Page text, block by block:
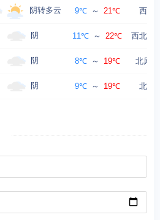
阴转多云 9℃ ～ 21℃ 西风
阴 11℃ ～ 22℃ 西北风
阴 8℃ ～ 19℃ 北风
阴 9℃ ～ 19℃ 北风